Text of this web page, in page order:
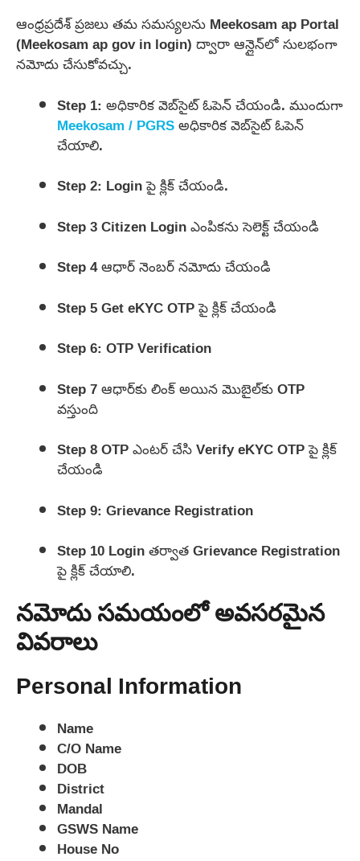
ఆంధ్రప్రదేశ్ ప్రజలు తమ సమస్యలను Meekosam ap Portal
(Meekosam ap gov in login) ద్వారా ఆన్లైన్‌లో సులభంగా
నమోదు చేసుకోవచ్చు.
Step 1: అధికారిక వెబ్‌సైట్ ఓపెన్ చేయండి. ముందుగా
Meekosam / PGRSఅధికారిక వెబ్‌సైట్ ఓపెన్
చేయాలి.
Step 2: Login పై క్లిక్ చేయండి.
Step 3 Citizen Login ఎంపికను సెలెక్ట్ చేయండి
Step 4 ఆధార్ నెంబర్ నమోదు చేయండి
Step 5 Get eKYC OTP పై క్లిక్ చేయండి
Step 6: OTP Verification
Step 7 ఆధార్‌కు లింక్ అయిన మొబైల్‌కు OTP
వస్తుంది
Step 8 OTP ఎంటర్ చేసి Verify eKYC OTP పై క్లిక్
చేయండి
Step 9: Grievance Registration
Step 10 Login తర్వాత Grievance Registration
పై క్లిక్ చేయాలి.
నమోదు సమయంలో అవసరమైన
వివరాలు
Personal Information
Name
C/O Name
DOB
District
Mandal
GSWS Name
House No